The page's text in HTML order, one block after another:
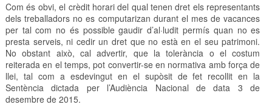
Com és obvi, el crèdit horari del qual tenen dret els representants
dels treballadors no es computarizan durant el mes de vacances
per tal com no és possible gaudir d’al·ludit permís quan no es
presta serveis, ni cedir un dret que no està en el seu patrimoni.
No obstant això, cal advertir, que la tolerància o el costum
reiterada en el temps, pot convertir-se en normativa amb força de
llei, tal com a esdevingut en el supòsit de fet recollit en la
Sentència dictada per l’Audiència Nacional de data 3 de
desembre de 2015.